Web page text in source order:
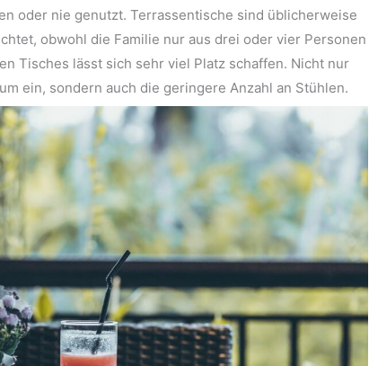
oder nie genutzt. Terrassentische sind üblicherweise
obwohl die Familie nur aus drei oder vier Personen
Tisches lässt sich sehr viel Platz schaffen. Nicht nur
ein, sondern auch die geringere Anzahl an Stühlen.